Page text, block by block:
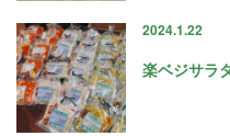
2024.1.22
楽ベジサラ